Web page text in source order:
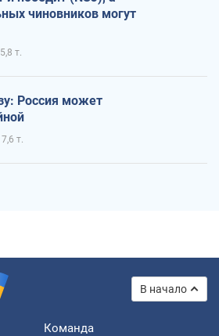
чиновников могут
5,8 т.
Россия может
7,6 т.
В начало
Команда